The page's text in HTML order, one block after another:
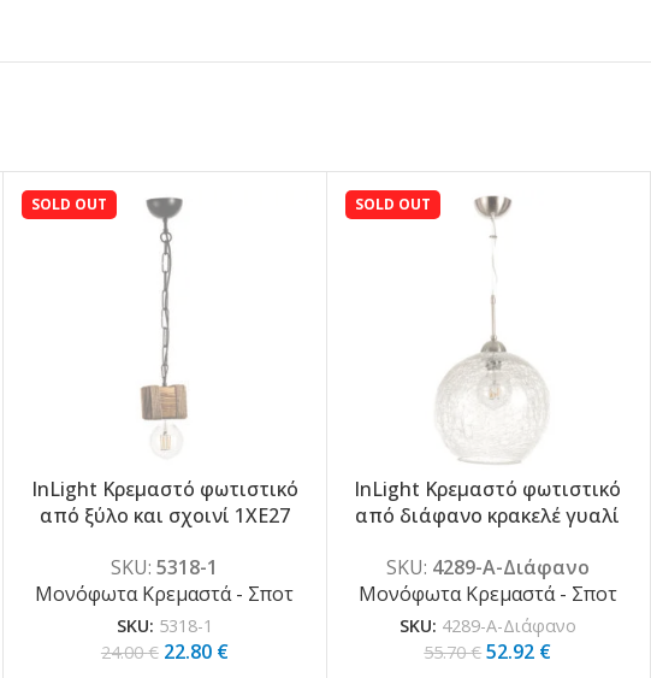
-5%
SOLD OUT
InLight Κρεμαστό φωτιστικό
από ξύλο και σχοινί 1XE27
SKU:5318-1
Μονόφωτα Κρεμαστά - Σποτ
SKU: 5318-1
24.00€ 22.80 €
-5%
SOLD OUT
InLight Κρεμαστό φωτιστικό
από διάφανο κρακελέ γυαλί
Διάφανο)
SKU: 4289-Α-Διάφανο
Μονόφωτα Κρεμαστά - Σποτ
SKU: 4289-Α-Διάφανο
55.70€ 52.92 €